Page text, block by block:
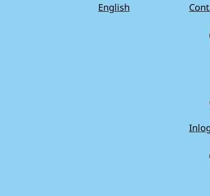
English